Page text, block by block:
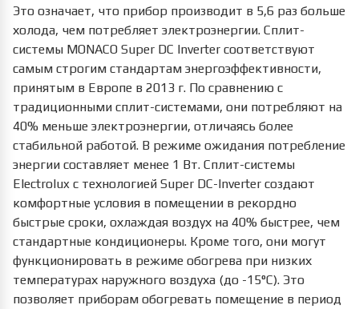
Это означает, что прибор производит в 5,6 раз больше
холода, чем потребляет электроэнергии. Сплит-
системы MONACO Super DC Inverter соответствуют
самым строгим стандартам энергоэффективности,
принятым в Европе в 2013 г. По сравнению с
традиционными сплит-системами, они потребляют на
40% меньше электроэнергии, отличаясь более
стабильной работой. В режиме ожидания потребление
энергии составляет менее 1 Вт. Сплит-системы
Eleсtrolux с технологией Super DC-Inverter создают
комфортные условия в помещении в рекордно
быстрые сроки, охлаждая воздух на 40% быстрее, чем
стандартные кондиционеры. Кроме того, они могут
функционировать в режиме обогрева при низких
температурах наружного воздуха (до -15°С). Это
позволяет приборам обогревать помещение в период